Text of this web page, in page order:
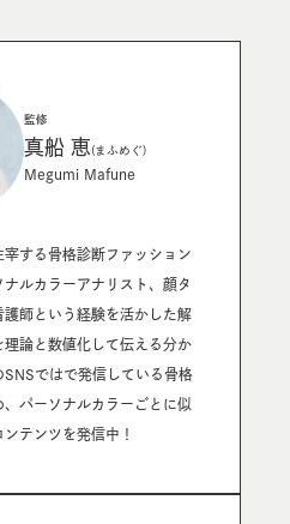
監修
真船 恵 (まふめぐ)
Megumi Mafune
する骨格診断ファッション
ルカラーアナリスト、顔タ
師という経験を活かした解
論と数値化して伝える分か
SNSではで発信している骨格
パーソナルカラーごとに似
テンツを発信中！